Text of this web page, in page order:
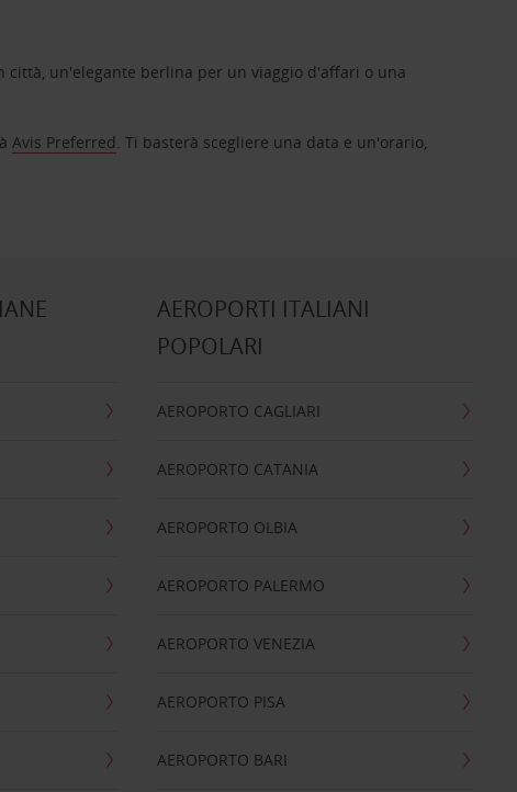
un'elegante berlina per un viaggio d'affari o una
Avis Preferred. Ti basterà scegliere una data e un'orario,
AEROPORTI ITALIANI
POPOLARI
AEROPORTO CAGLIARI
AEROPORTO CATANIA
AEROPORTO OLBIA
AEROPORTO PALERMO
AEROPORTO VENEZIA
AEROPORTO PISA
AEROPORTO BARI